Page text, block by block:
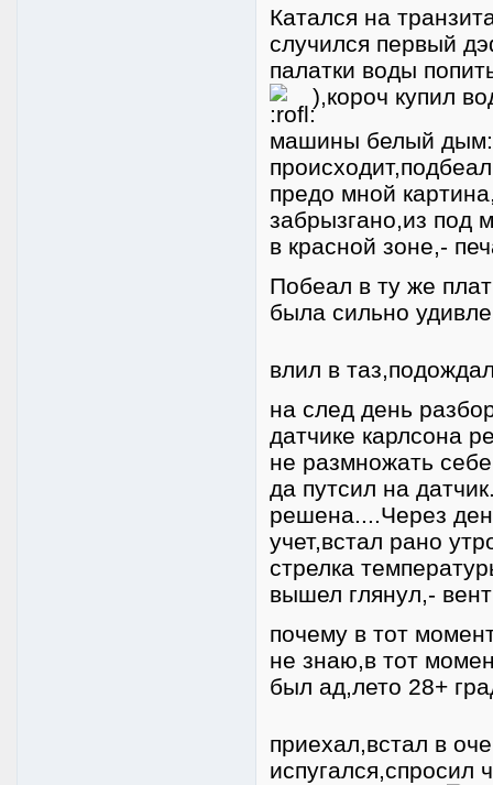
Катался на
случился первый
палатки воды
),короч купил
машины белый
предо мной
забрызгано,из под
в красной зоне,-
Побеал в ту же
была сильно
влил в
на след день
датчике карлсона
не размножать
да путсил на
решена....Через
учет,встал рано
стрелка
вышел глянул,-
почему в тот
не знаю,в тот
был ад,лето 28+
приехал,встал в
испугался,спросил